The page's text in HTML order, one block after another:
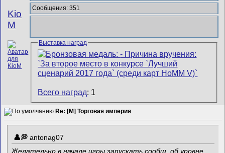
Kio
M
Сообщения: 351
Выставка наград
Всего наград: 1
Re: [M] Торговая империя
antonag07
Желательно в начале игры запускать сообщ. об уровне